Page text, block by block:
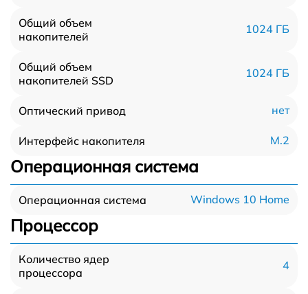
Общий объем
накопителей
1024 ГБ
Общий объем
накопителей SSD
1024 ГБ
Оптический привод нет
Интерфейс накопителя M.2
Операционная система
Операционная система Windows 10 Home
Процессор
Количество ядер
процессора
4